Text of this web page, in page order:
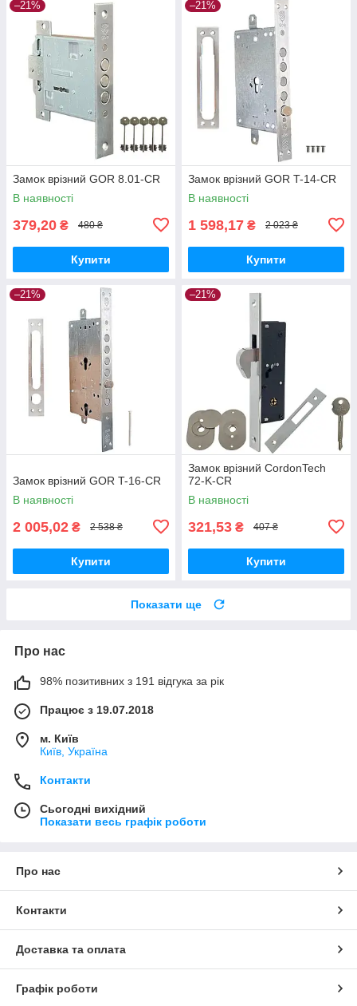
–21%
Замок врізний GOR 8.01-CR
В наявності
379,20 ₴ 480 ₴
Купити
–21%
Замок врізний GOR T-14-CR
В наявності
1 598,17 ₴ 2 023 ₴
Купити
–21%
Замок врізний GOR T-16-CR
В наявності
2 005,02 ₴ 2 538 ₴
Купити
–21%
Замок врізний CordonTech
72-K-CR
В наявності
321,53 ₴ 407 ₴
Купити
Показати ще
Про нас
98% позитивних з 191 відгука за рік
Працює з 19.07.2018
м. Київ
Київ, Україна
Контакти
Сьогодні вихідний
Показати весь графік роботи
Про нас
Контакти
Доставка та оплата
Графік роботи